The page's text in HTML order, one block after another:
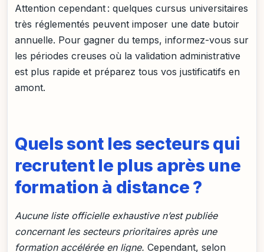
Attention cependant : quelques cursus universitaires
très réglementés peuvent imposer une date butoir
annuelle. Pour gagner du temps, informez-vous sur
les périodes creuses où la validation administrative
est plus rapide et préparez tous vos justificatifs en
amont.
Quels sont les secteurs qui
recrutent le plus après une
formation à distance ?
Aucune liste officielle exhaustive n’est publiée
concernant les secteurs prioritaires après une
formation accélérée en ligne. Cependant, selon